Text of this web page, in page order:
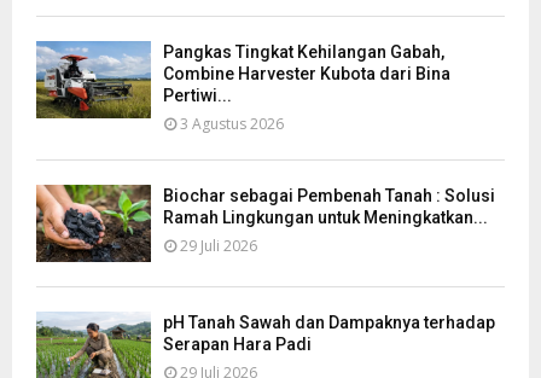
Pangkas Tingkat Kehilangan Gabah,
Combine Harvester Kubota dari Bina
Pertiwi...
3 Agustus 2026
Biochar sebagai Pembenah Tanah : Solusi
Ramah Lingkungan untuk Meningkatkan...
29 Juli 2026
pH Tanah Sawah dan Dampaknya terhadap
Serapan Hara Padi
29 Juli 2026